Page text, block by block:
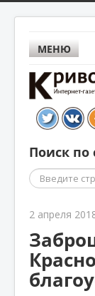
МЕНЮ
Поиск по
Поиск
2 апреля